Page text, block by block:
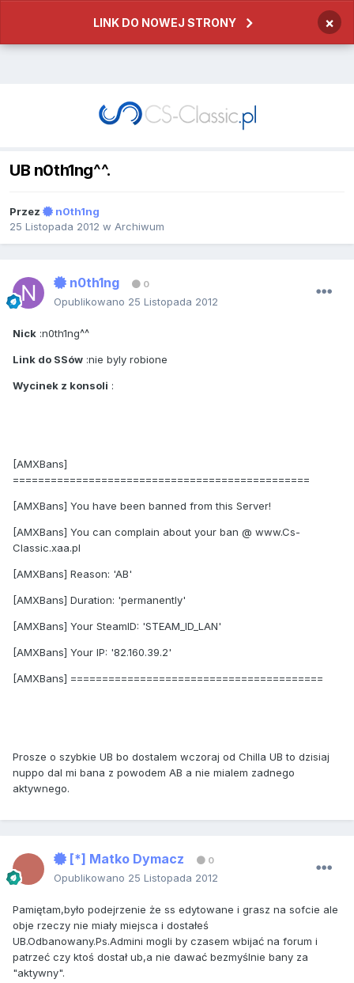
LINK DO NOWEJ STRONY ×
UB n0th1ng^^.
Przez
n0th1ng
25 Listopada 2012 w Archiwum
n0th1ng 0
Opublikowano 25 Listopada 2012
Nick :n0th1ng^^
Link do SSów :nie byly robione
Wycinek z konsoli :
[AMXBans]
===============================================
[AMXBans] You have been banned from this Server!
[AMXBans] You can complain about your ban @ www.Cs-
Classic.xaa.pl
[AMXBans] Reason: 'AB'
[AMXBans] Duration: 'permanently'
[AMXBans] Your SteamID: 'STEAM_ID_LAN'
[AMXBans] Your IP: '82.160.39.2'
[AMXBans] ========================================
Prosze o szybkie UB bo dostalem wczoraj od Chilla UB to dzisiaj
nuppo dal mi bana z powodem AB a nie mialem zadnego
aktywnego.
[*] Matko Dymacz 0
Opublikowano 25 Listopada 2012
Pamiętam,było podejrzenie że ss edytowane i grasz na sofcie ale
obje rzeczy nie miały miejsca i dostałeś
UB.Odbanowany.Ps.Admini mogli by czasem wbijać na forum i
patrzeć czy ktoś dostał ub,a nie dawać bezmyślnie bany za
"aktywny".